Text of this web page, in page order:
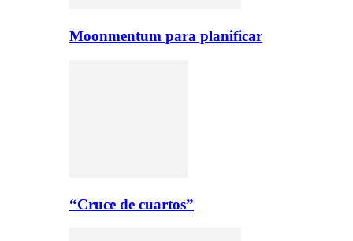
Moonmentum para planificar
“Cruce de cuartos”